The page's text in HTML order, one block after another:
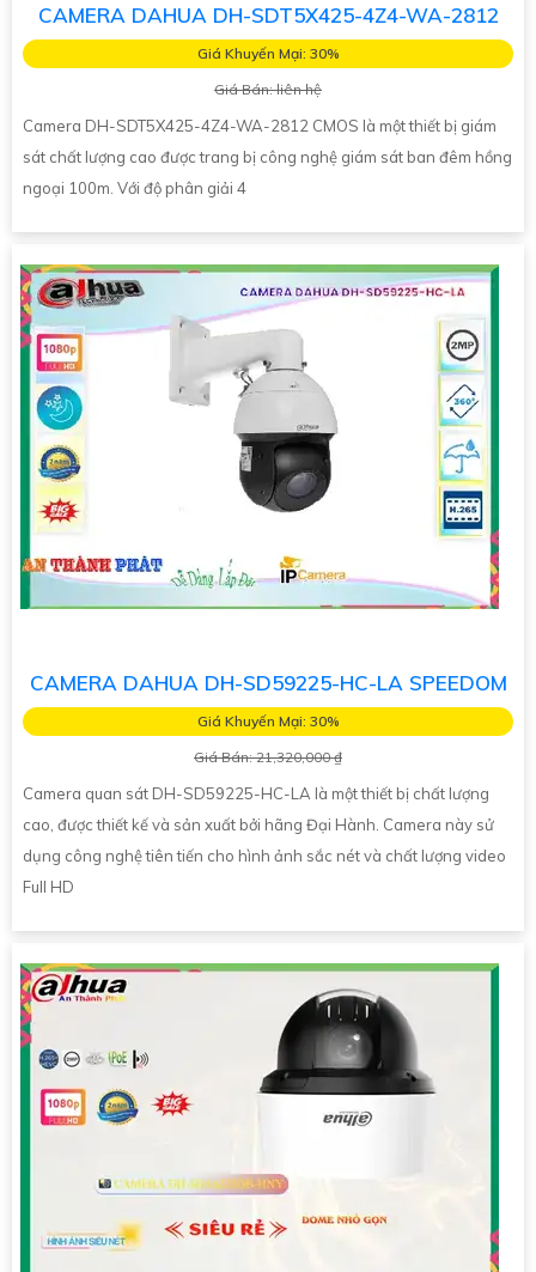
CAMERA DAHUA DH-SDT5X425-4Z4-WA-2812
Giá Khuyến Mại: 30%
Giá Bán: liên hệ
Camera DH-SDT5X425-4Z4-WA-2812 CMOS là một thiết bị giám
sát chất lượng cao được trang bị công nghệ giám sát ban đêm hồng
ngoại 100m. Với độ phân giải 4
CAMERA DAHUA DH-SD59225-HC-LA SPEEDOM
Giá Khuyến Mại: 30%
Giá Bán: 21,320,000 ₫
Camera quan sát DH-SD59225-HC-LA là một thiết bị chất lượng
cao, được thiết kế và sản xuất bởi hãng Đại Hành. Camera này sử
dụng công nghệ tiên tiến cho hình ảnh sắc nét và chất lượng video
Full HD